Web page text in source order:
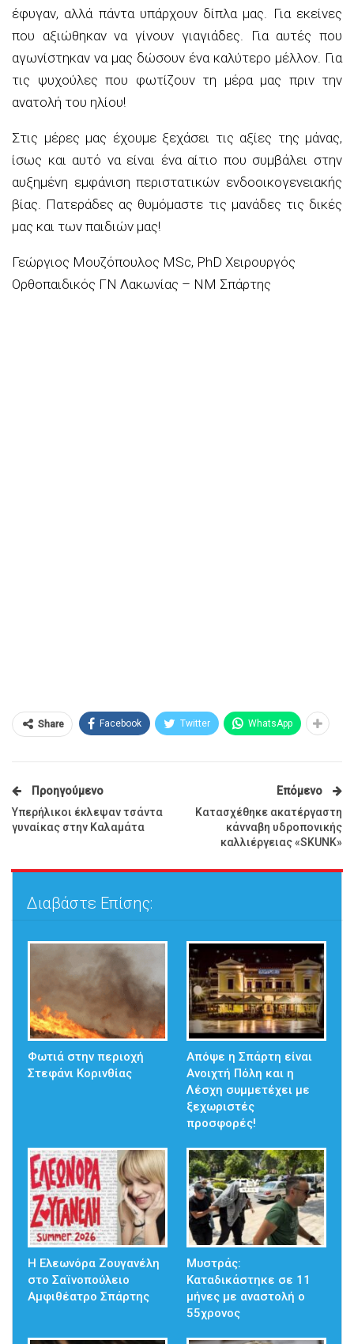
έφυγαν, αλλά πάντα υπάρχουν δίπλα μας. Για εκείνες
που αξιώθηκαν να γίνουν γιαγιάδες. Για αυτές που
αγωνίστηκαν να μας δώσουν ένα καλύτερο μέλλον. Για
τις ψυχούλες που φωτίζουν τη μέρα μας πριν την
ανατολή του ηλίου!
Στις μέρες μας έχουμε ξεχάσει τις αξίες της μάνας,
ίσως και αυτό να είναι ένα αίτιο που συμβάλει στην
αυξημένη εμφάνιση περιστατικών ενδοοικογενειακής
βίας. Πατεράδες ας θυμόμαστε τις μανάδες τις δικές
μας και των παιδιών μας!
Γεώργιος Μουζόπουλος MSc, PhD Χειρουργός
Ορθοπαιδικός ΓΝ Λακωνίας – ΝΜ Σπάρτης
Share Facebook Twitter WhatsApp
Προηγούμενο
Υπερήλικοι έκλεψαν τσάντα
γυναίκας στην Καλαμάτα
Επόμενο
Κατασχέθηκε ακατέργαστη
κάνναβη υδροπονικής
καλλιέργειας «SKUNK»
Διαβάστε Επίσης:
Φωτιά στην περιοχή
Στεφάνι Κορινθίας
Απόψε η Σπάρτη είναι
Ανοιχτή Πόλη και η
Λέσχη συμμετέχει με
ξεχωριστές
προσφορές!
Η Ελεωνόρα Ζουγανέλη
στο Σαϊνοπούλειο
Αμφιθέατρο Σπάρτης
Μυστράς:
Καταδικάστηκε σε 11
μήνες με αναστολή ο
55χρονος